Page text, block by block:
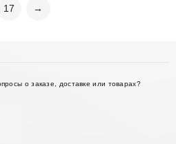
17 →
о заказе, доставке или товарах?